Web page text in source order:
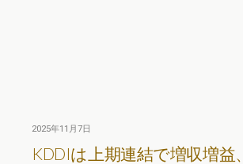
2025年11月7日
KDDIは上期連結で増収増益、